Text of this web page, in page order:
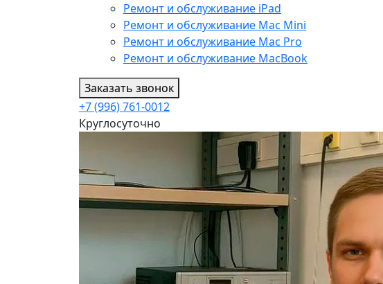
Ремонт и обслуживание iPad
Ремонт и обслуживание Mac Mini
Ремонт и обслуживание Mac Pro
Ремонт и обслуживание MacBook
Заказать звонок
+7 (996) 761-0012
Круглосуточно